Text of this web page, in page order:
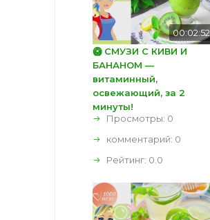
00:02:52
🥝 СМУЗИ С КИВИ И
БАНАНОМ —
витаминный,
освежающий, за 2
минуты!
Просмотры: 0
комментарий: 0
Рейтинг: 0.0